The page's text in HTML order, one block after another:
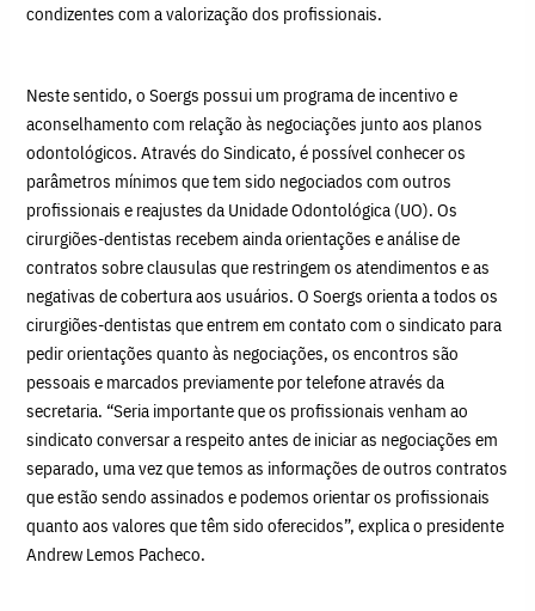
condizentes com a valorização dos profissionais.
Neste sentido, o Soergs possui um programa de incentivo e
aconselhamento com relação às negociações junto aos planos
odontológicos. Através do Sindicato, é possível conhecer os
parâmetros mínimos que tem sido negociados com outros
profissionais e reajustes da Unidade Odontológica (UO). Os
cirurgiões-dentistas recebem ainda orientações e análise de
contratos sobre clausulas que restringem os atendimentos e as
negativas de cobertura aos usuários. O Soergs orienta a todos os
cirurgiões-dentistas que entrem em contato com o sindicato para
pedir orientações quanto às negociações, os encontros são
pessoais e marcados previamente por telefone através da
secretaria. “Seria importante que os profissionais venham ao
sindicato conversar a respeito antes de iniciar as negociações em
separado, uma vez que temos as informações de outros contratos
que estão sendo assinados e podemos orientar os profissionais
quanto aos valores que têm sido oferecidos”, explica o presidente
Andrew Lemos Pacheco.